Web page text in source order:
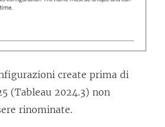
e
t
r
a
v
create prima di
(Tableau 2024.3) non
rinominate.